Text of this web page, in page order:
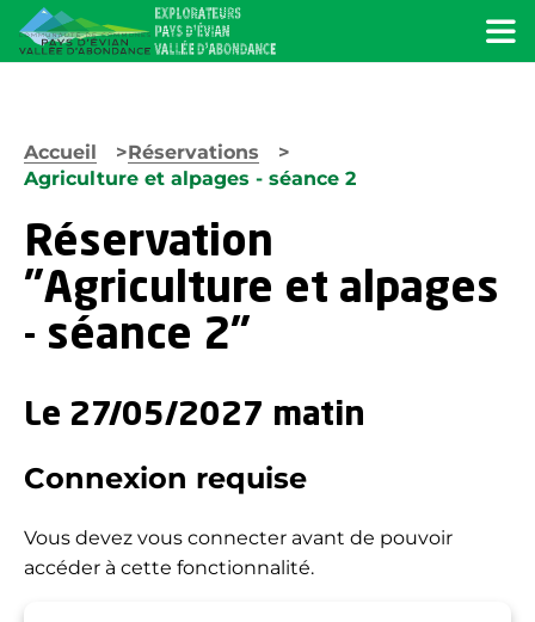
Accueil
Réservations
Agriculture et alpages - séance 2
Réservation
"Agriculture et alpages
- séance 2"
Le 27/05/2027 matin
Connexion requise
Vous devez vous connecter avant de pouvoir
accéder à cette fonctionnalité.